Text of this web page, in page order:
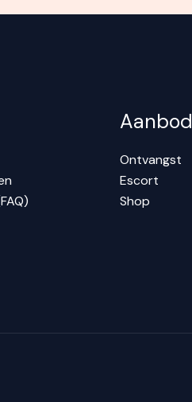
Aanbod
Ontvangst
Escort
Shop